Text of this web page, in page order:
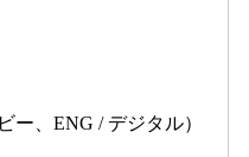
ー、ENG / デジタル）